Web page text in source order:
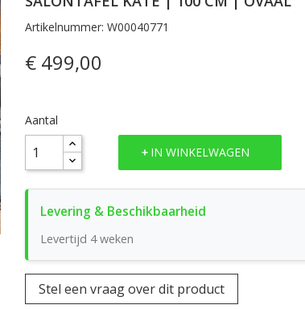
Artikelnummer: W00040771
€ 499,00
Aantal
IN WINKELWAGEN
Levertijd 4 weken
Stel een vraag over dit product